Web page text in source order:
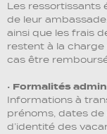
Les ressortissants
de leur
ainsi que les frais
restent à la
cas être
• Formalités
Informations à
prénoms, dates
d’identité des